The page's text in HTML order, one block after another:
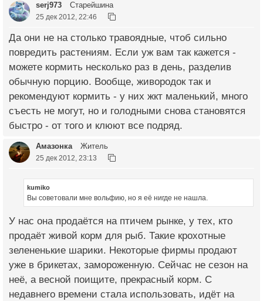
serj973 Старейшина
25 дек 2012, 22:46
Да они не на столько травоядные, чтоб сильно
повредить растениям. Если уж вам так кажется -
можете кормить несколько раз в день, разделив
обычную порцию. Вообще, живородок так и
рекомендуют кормить - у них жкт маленький, много
съесть не могут, но и голодными снова становятся
быстро - от того и клюют все подряд.
Амазонка Житель
25 дек 2012, 23:13
kumiko
Вы советовали мне вольфию, но я её нигде не нашла.
У нас она продаётся на птичем рынке, у тех, кто
продаёт живой корм для рыб. Такие крохотные
зелененькие шарики. Некоторые фирмы продают
уже в брикетах, замороженную. Сейчас не сезон на
неё, а весной поищите, прекрасный корм. С
недавнего времени стала использовать, идёт на